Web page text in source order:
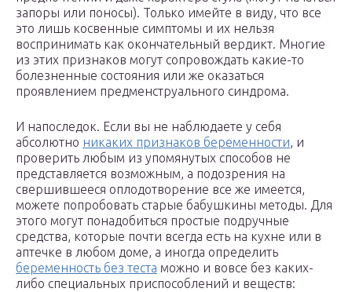
запоры или поносы). Только имейте в виду, что все
это лишь косвенные симптомы и их нельзя
воспринимать как окончательный вердикт. Многие
из этих признаков могут сопровождать какие-то
болезненные состояния или же оказаться
проявлением предменструального синдрома.
И напоследок. Если вы не наблюдаете у себя
абсолютно никаких признаков беременности, и
проверить любым из упомянутых способов не
представляется возможным, а подозрения на
свершившееся оплодотворение все же имеется,
можете попробовать старые бабушкины методы. Для
этого могут понадобиться простые подручные
средства, которые почти всегда есть на кухне или в
аптечке в любом доме, а иногда определить
беременность без теста можно и вовсе без каких-
либо специальных приспособлений и веществ: